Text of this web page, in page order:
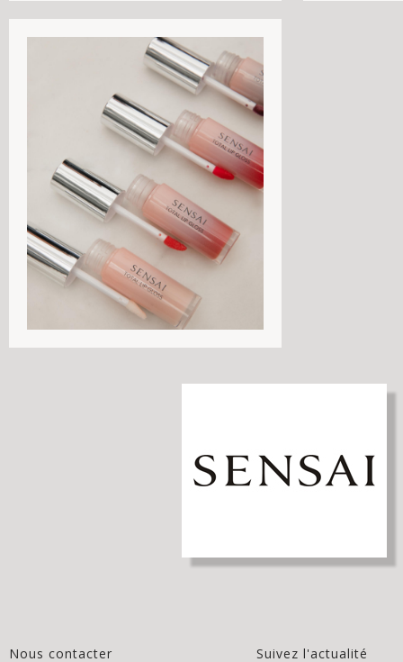
Nous contacter Suivez l'actualité